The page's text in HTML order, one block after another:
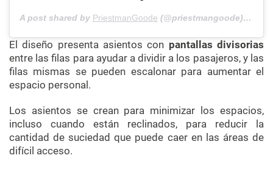
A post shared by PriestmanGoode (@priestmangoode) on
El diseño presenta asientos con pantallas divisorias
entre las filas para ayudar a dividir a los pasajeros, y las
filas mismas se pueden escalonar para aumentar el
espacio personal.
Los asientos se crean para minimizar los espacios,
incluso cuando están reclinados, para reducir la
cantidad de suciedad que puede caer en las áreas de
difícil acceso.